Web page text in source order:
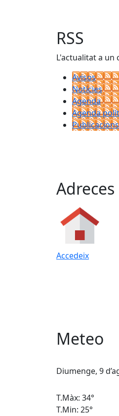
RSS
L'actualitat a un
Avisos
Notícies
Agenda
Agenda
Publicacions
Accedeix
Meteo
Diumenge, 9
T.Màx: 34°
T.Min: 25°